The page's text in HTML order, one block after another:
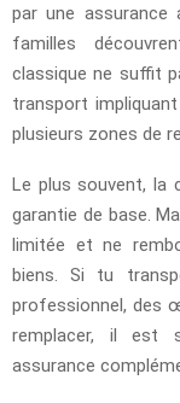
par une assurance
familles
classique ne suffit
transport
plusieurs zones de
Le plus souvent, la
garantie de base.
limitée et ne
biens. Si tu
professionnel, des
remplacer, il est
assurance